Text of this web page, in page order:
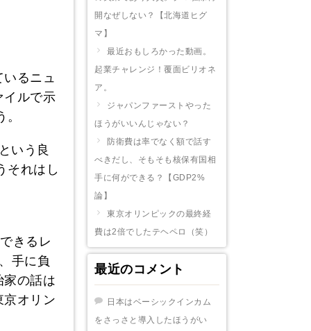
るニュ
イルで示
いう良
それはし
きるレ
手に負
家の話は
京オリン
開なぜしない？【北海道ヒグ
マ】
最近おもしろかった動画。
起業チャレンジ！覆面ビリオネ
ア。
ジャパンファーストやった
ほうがいいんじゃない？
防衛費は率でなく額で話す
べきだし、そもそも核保有国相
手に何ができる？【GDP2%
論】
東京オリンピックの最終経
費は2倍でしたテヘペロ（笑）
最近のコメント
日本はベーシックインカム
をさっさと導入したほうがい